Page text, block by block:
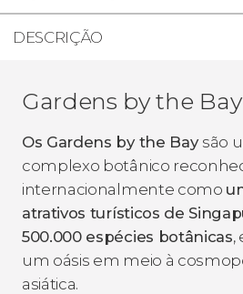
DESCRIÇÃO
Gardens by the Bay
Os Gardens by the Bay são
complexo botânico
internacionalmente como
atrativos turísticos de
500.000 espécies botânicas,
um oásis em meio à
asiática.